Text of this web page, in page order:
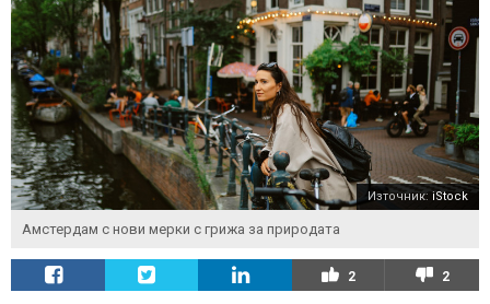
Източник:iStock
Амстердам с нови мерки с грижа за природата
2 2